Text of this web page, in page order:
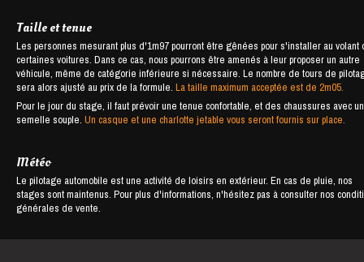
Taille et tenue
Les personnes mesurant plus d'1m97 pourront être gênées pour s'installer au volant
certaines voitures. Dans ce cas, nous pourrons être amenés à leur proposer un autre
véhicule, même de catégorie inférieure si nécessaire. Le nombre de tours de
sera alors ajusté au prix de la formule.La taille maximum acceptée est de 2m05.
Pour le jour du stage, il faut prévoir une tenue confortable, et des chaussures avec
semelle souple.Un casque et une charlotte jetable vous seront fournis sur place.
Météo
Le pilotage automobile est une activité de loisirs en extérieur. En cas de pluie, nos
stages sont maintenus. Pour plus d'informations, n'hésitez pas à consulter nos
générales de vente.